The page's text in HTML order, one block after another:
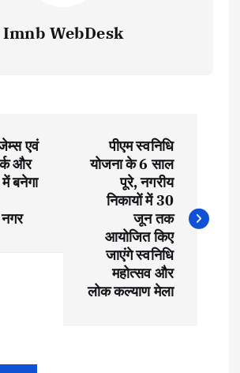
Imnb WebDesk
एवं
और
बनेगा
नगर
पीएम स्वनिधि
योजना के 6 साल
पूरे, नगरीय
निकायों में 30
जून तक
आयोजित किए
जाएंगे स्वनिधि
महोत्सव और
लोक कल्याण मेला